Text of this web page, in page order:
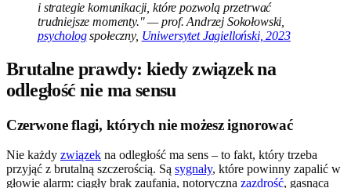
i strategie komunikacji, które pozwolą przetrwać
trudniejsze momenty." — prof. Andrzej Sokołowski,
psychologspołeczny, Uniwersytet Jagielloński, 2023
Brutalne prawdy: kiedy związek na
odległość nie ma sensu
Czerwone flagi, których nie możesz ignorować
Nie każdy związek na odległość ma sens – to fakt, który trzeba
przyjąć z brutalną szczerością. Są sygnały, które powinny zapalić w
głowie alarm: ciągły brak zaufania, notoryczna zazdrość, gasnąca